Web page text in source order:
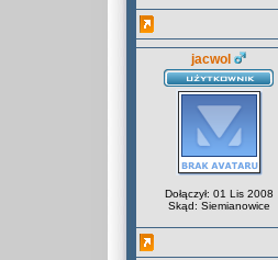
jacwol
Dołączył: 01 Lis 2008
Skąd: Siemianowice